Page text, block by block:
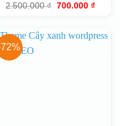
2.500.000₫ Giá
700.000 ₫Giá